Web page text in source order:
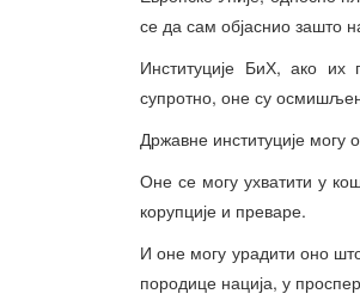
се да сам објаснио зашто
Институције БиХ, ако их
супротно, оне су
Државне институције могу
Оне се могу ухватити у
корупције и преваре.
И оне могу урадити оно
породице нација, у